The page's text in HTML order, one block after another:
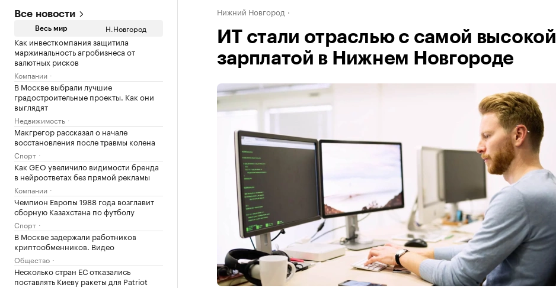
Все новости
Весь мир Н.Новгород
Как инвесткомпания защитила
маржинальность агробизнеса от
валютных рисков
Компании
В Москве выбрали лучшие
градостроительные проекты. Как они
выглядят
Недвижимость
Макгрегор рассказал о начале
восстановления после травмы колена
Спорт
Как GEO увеличило видимости бренда
в нейроответах без прямой рекламы
Компании
Чемпион Европы 1988 года возглавит
сборную Казахстана по футболу
Спорт
В Москве задержали работников
криптообменников. Видео
Общество
Несколько стран ЕС отказались
поставлять Киеву ракеты для Patriot
Нижний Новгород
ИТ стали отраслью с самой высокой
зарплатой в Нижнем Новгороде